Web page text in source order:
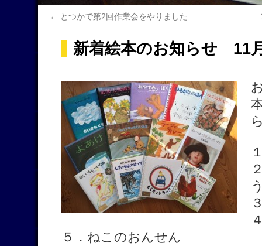
← とつかで第2回作業会をやりました
新着絵本のお知らせ 11
５．ねこのおんせん